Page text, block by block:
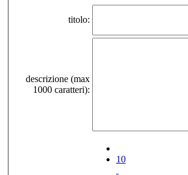
titolo:
descrizione (max
1000 caratteri):
10